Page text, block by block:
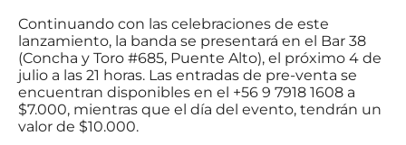
Continuando con las celebraciones de este
lanzamiento, la banda se presentará en el Bar 38
(Concha y Toro #685, Puente Alto), el próximo 4 de
julio a las 21 horas. Las entradas de pre-venta se
encuentran disponibles en el +56 9 7918 1608 a
$7.000, mientras que el día del evento, tendrán un
valor de $10.000.